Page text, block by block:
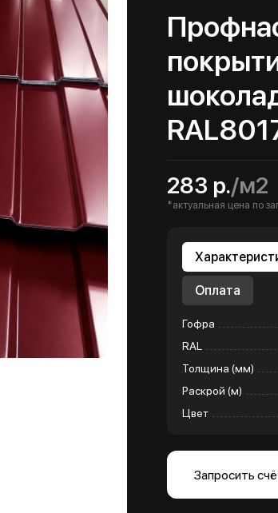
283 р./м2
*актуальная цена по
Оплата
Гофра
RAL
Толщина (мм)
Раскрой (м)
Цвет
Запросить